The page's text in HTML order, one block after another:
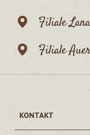
Filiale
Filiale
KONTAKT